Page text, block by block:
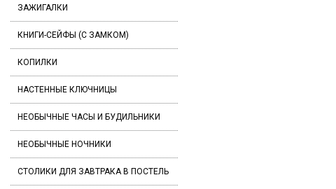
ЗАЖИГАЛКИ
КНИГИ-СЕЙФЫ (С ЗАМКОМ)
КОПИЛКИ
НАСТЕННЫЕ КЛЮЧНИЦЫ
НЕОБЫЧНЫЕ ЧАСЫ И БУДИЛЬНИКИ
НЕОБЫЧНЫЕ НОЧНИКИ
СТОЛИКИ ДЛЯ ЗАВТРАКА В ПОСТЕЛЬ